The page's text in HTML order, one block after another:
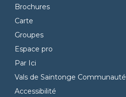
Brochures
Carte
Groupes
Espace pro
Par Ici
Vals de Saintonge Communauté
Accessibilité